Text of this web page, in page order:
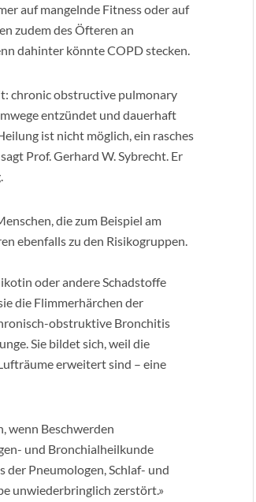
auf mangelnde Fitness oder auf
zudem des Öfteren an
dahinter könnte COPD stecken.
chronic obstructive pulmonary
entzündet und dauerhaft
ist nicht möglich, ein rasches
Prof. Gerhard W. Sybrecht. Er
die zum Beispiel am
ebenfalls zu den Risikogruppen.
oder andere Schadstoffe
die Flimmerhärchen der
obstruktive Bronchitis
Sie bildet sich, weil die
erweitert sind – eine
wenn Beschwerden
und Bronchialheilkunde
der Pneumologen, Schlaf- und
unwiederbringlich zerstört.»